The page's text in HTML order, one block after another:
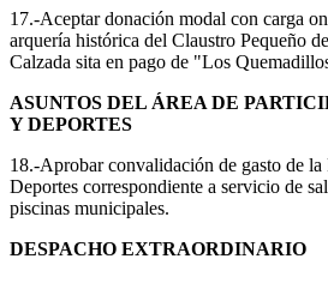
17.-Aceptar donación modal con carga
arquería histórica del Claustro Pequeño
Calzada sita en pago de "Los
ASUNTOS DEL ÁREA DE
Y DEPORTES
18.-Aprobar convalidación de gasto de
Deportes correspondiente a servicio de
piscinas municipales.
DESPACHO EXTRAORDINARIO